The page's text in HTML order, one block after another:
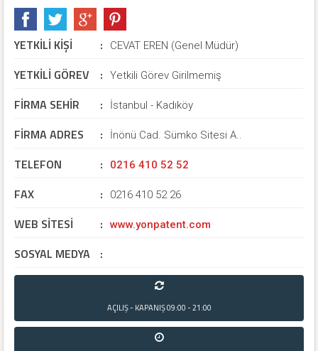
YETKİLİ KİŞİ : CEVAT EREN (Genel Müdür)
YETKİLİ GÖREV : Yetkili Görev Girilmemiş
FİRMA SEHİR : İstanbul - Kadıköy
FİRMA ADRES : İnönü Cad. Sümko Sitesi A..
TELEFON : 0216 410 52 52
FAX : 0216 410 52 26
WEB SİTESİ : www.yonpatent.com
SOSYAL MEDYA :
AÇILIŞ - KAPANIŞ09:00 - 21:00